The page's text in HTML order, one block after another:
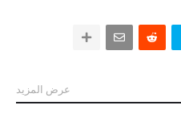
عرض المزيد